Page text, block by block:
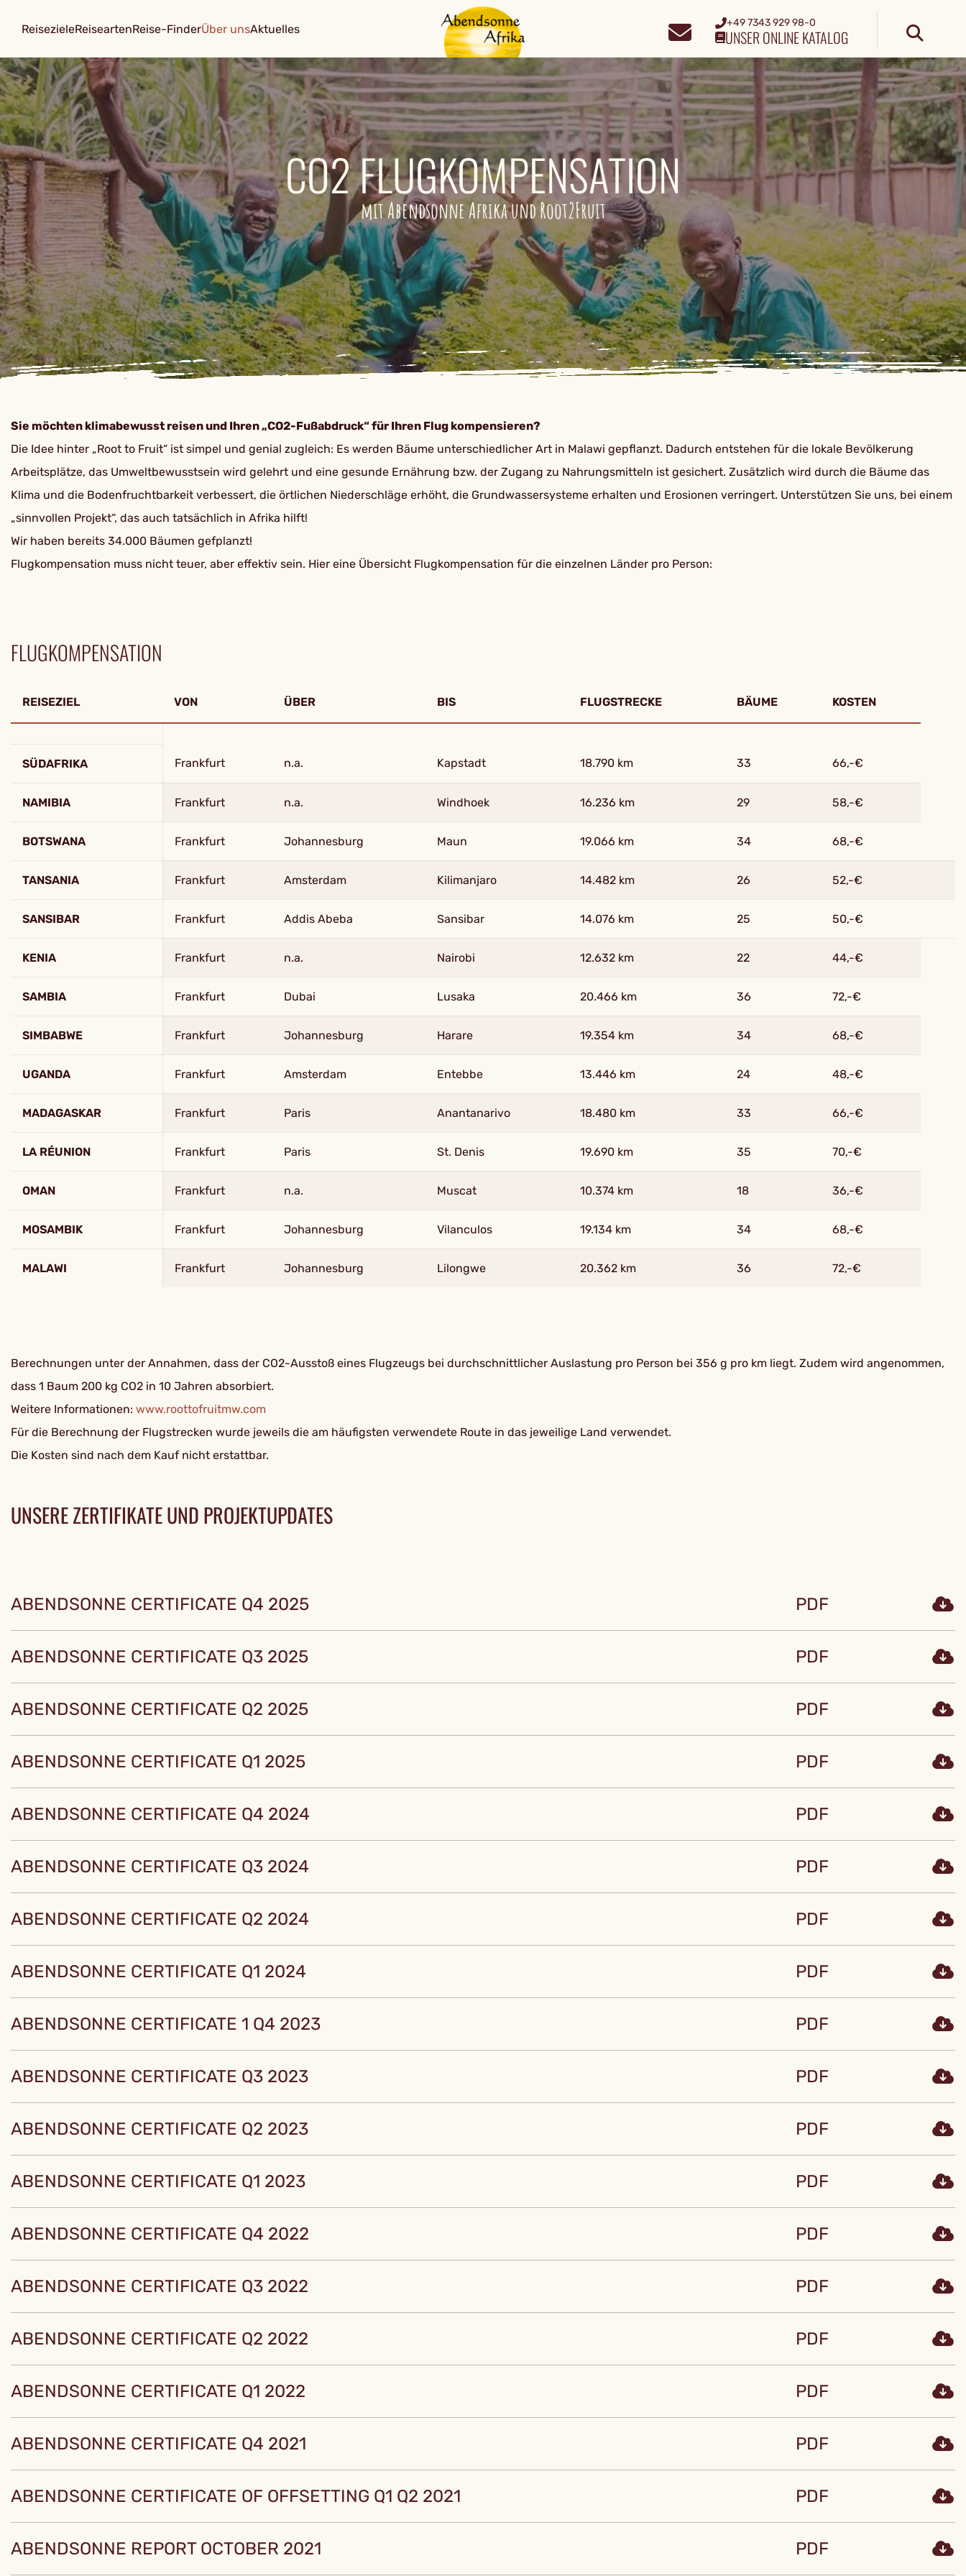
ReisezieleReiseartenReise-FinderÜber unsAktuelles +49 7343 929 98-0
UNSER ONLINE KATALOG
CO2 FLUGKOMPENSATION
mit Abendsonne Afrika und Root2Fruit
Sie möchten klimabewusst reisen und Ihren „CO2-Fußabdruck“ für Ihren Flug kompensieren?
Die Idee hinter „Root to Fruit“ ist simpel und genial zugleich: Es werden Bäume unterschiedlicher Art in Malawi gepflanzt. Dadurch entstehen für die lokale Bevölkerung
Arbeitsplätze, das Umweltbewusstsein wird gelehrt und eine gesunde Ernährung bzw. der Zugang zu Nahrungsmitteln ist gesichert. Zusätzlich wird durch die Bäume das
Klima und die Bodenfruchtbarkeit verbessert, die örtlichen Niederschläge erhöht, die Grundwassersysteme erhalten und Erosionen verringert. Unterstützen Sie uns, bei einem
„sinnvollen Projekt“, das auch tatsächlich in Afrika hilft!
Wir haben bereits 34.000 Bäumen gefplanzt!
Flugkompensation muss nicht teuer, aber effektiv sein. Hier eine Übersicht Flugkompensation für die einzelnen Länder pro Person:
FLUGKOMPENSATION
REISEZIEL VON ÜBER BIS FLUGSTRECKE BÄUME KOSTEN
SÜDAFRIKA Frankfurt n.a. Kapstadt 18.790 km 33 66,-€
NAMIBIA Frankfurt n.a. Windhoek 16.236 km 29 58,-€
BOTSWANA Frankfurt Johannesburg Maun 19.066 km 34 68,-€
TANSANIA Frankfurt Amsterdam Kilimanjaro 14.482 km 26 52,-€
SANSIBAR Frankfurt Addis Abeba Sansibar 14.076 km 25 50,-€
KENIA Frankfurt n.a. Nairobi 12.632 km 22 44,-€
SAMBIA Frankfurt Dubai Lusaka 20.466 km 36 72,-€
SIMBABWE Frankfurt Johannesburg Harare 19.354 km 34 68,-€
UGANDA Frankfurt Amsterdam Entebbe 13.446 km 24 48,-€
MADAGASKAR Frankfurt Paris Anantanarivo 18.480 km 33 66,-€
LA RÉUNION Frankfurt Paris St. Denis 19.690 km 35 70,-€
OMAN Frankfurt n.a. Muscat 10.374 km 18 36,-€
MOSAMBIK Frankfurt Johannesburg Vilanculos 19.134 km 34 68,-€
MALAWI Frankfurt Johannesburg Lilongwe 20.362 km 36 72,-€
Berechnungen unter der Annahmen, dass der CO2-Ausstoß eines Flugzeugs bei durchschnittlicher Auslastung pro Person bei 356 g pro km liegt. Zudem wird angenommen,
dass 1 Baum 200 kg CO2 in 10 Jahren absorbiert.
Weitere Informationen: www.roottofruitmw.com
Für die Berechnung der Flugstrecken wurde jeweils die am häufigsten verwendete Route in das jeweilige Land verwendet.
Die Kosten sind nach dem Kauf nicht erstattbar.
UNSERE ZERTIFIKATE UND PROJEKTUPDATES
ABENDSONNE CERTIFICATE Q4 2025 PDF
ABENDSONNE CERTIFICATE Q3 2025 PDF
ABENDSONNE CERTIFICATE Q2 2025 PDF
ABENDSONNE CERTIFICATE Q1 2025 PDF
ABENDSONNE CERTIFICATE Q4 2024 PDF
ABENDSONNE CERTIFICATE Q3 2024 PDF
ABENDSONNE CERTIFICATE Q2 2024 PDF
ABENDSONNE CERTIFICATE Q1 2024 PDF
ABENDSONNE CERTIFICATE 1 Q4 2023 PDF
ABENDSONNE CERTIFICATE Q3 2023 PDF
ABENDSONNE CERTIFICATE Q2 2023 PDF
ABENDSONNE CERTIFICATE Q1 2023 PDF
ABENDSONNE CERTIFICATE Q4 2022 PDF
ABENDSONNE CERTIFICATE Q3 2022 PDF
ABENDSONNE CERTIFICATE Q2 2022 PDF
ABENDSONNE CERTIFICATE Q1 2022 PDF
ABENDSONNE CERTIFICATE Q4 2021 PDF
ABENDSONNE CERTIFICATE OF OFFSETTING Q1 Q2 2021 PDF
ABENDSONNE REPORT OCTOBER 2021 PDF